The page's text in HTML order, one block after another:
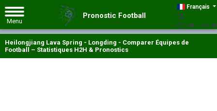
Français
GMT +00:00
Pronostic Football
Heilongjiang Lava Spring - Longding - Comparer Équipes de
Football – Statistiques H2H & Pronostics